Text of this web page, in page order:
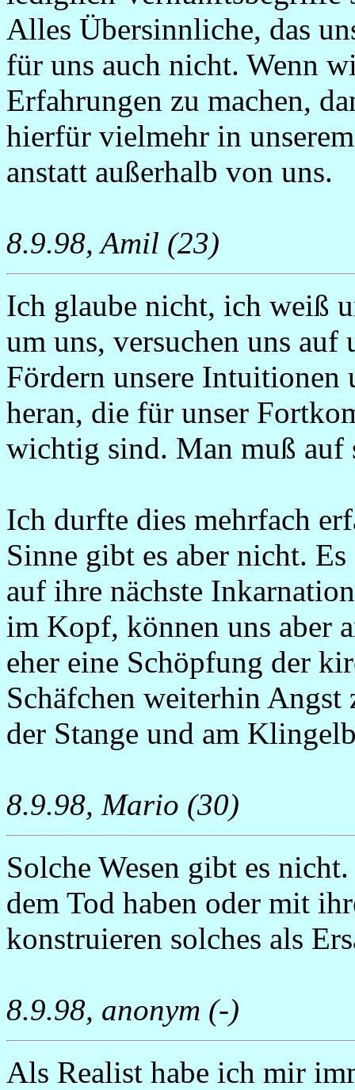
Alles Übersinnliche, das
für uns auch nicht. Wenn
Erfahrungen zu machen,
hierfür vielmehr in
anstatt außerhalb von uns.
8.9.98, Amil (23)
Ich glaube nicht, ich weiß
um uns, versuchen uns auf
Fördern unsere Intuitionen
heran, die für unser
wichtig sind. Man muß auf
Ich durfte dies mehrfach
Sinne gibt es aber nicht.
auf ihre nächste
im Kopf, können uns aber
eher eine Schöpfung der
Schäfchen weiterhin Angst
der Stange und am
8.9.98, Mario (30)
Solche Wesen gibt es
dem Tod haben oder mit
konstruieren solches als
8.9.98, anonym (-)
Als Realist habe ich mir